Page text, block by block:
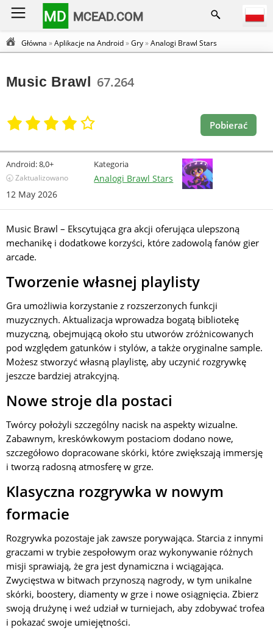
MD MCEAD.COM
Główna »Aplikacje na Android»Gry»Analogi Brawl Stars
Music Brawl 67.264
Pobierać
Android:8,0+
🕣 Zaktualizowano
12 May 2026
Kategoria
Analogi Brawl Stars
Music Brawl – Ekscytująca gra akcji oferująca ulepszoną
mechanikę i dodatkowe korzyści, które zadowolą fanów gier
arcade.
Tworzenie własnej playlisty
Gra umożliwia korzystanie z rozszerzonych funkcji
muzycznych. Aktualizacja wprowadza bogatą bibliotekę
muzyczną, obejmującą około stu utworów zróżnicowanych
pod względem gatunków i stylów, a także oryginalne sample.
Możesz stworzyć własną playlistę, aby uczynić rozgrywkę
jeszcze bardziej atrakcyjną.
Nowe stroje dla postaci
Twórcy położyli szczególny nacisk na aspekty wizualne.
Zabawnym, kreskówkowym postaciom dodano nowe,
szczegółowo dopracowane skórki, które zwiększają immersję
i tworzą radosną atmosferę w grze.
Klasyczna rozgrywka w nowym
formacie
Rozgrywka pozostaje jak zawsze porywająca. Starcia z innymi
graczami w trybie zespołowym oraz wykonywanie różnych
misji sprawiają, że gra jest dynamiczna i wciągająca.
Zwycięstwa w bitwach przynoszą nagrody, w tym unikalne
skórki, boostery, diamenty w grze i nowe osiągnięcia. Zbierz
swoją drużynę i weź udział w turniejach, aby zdobywać trofea
i pokazać swoje umiejętności.